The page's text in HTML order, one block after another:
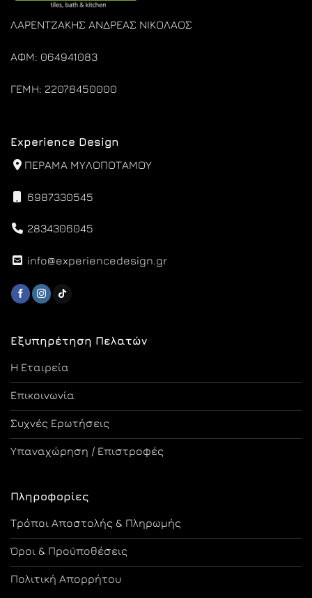
ΛΑΡΕΝΤΖΑΚΗΣ ΑΝΔΡΕΑΣ ΝΙΚΟΛΑΟΣ
ΑΦΜ: 064941083
ΓΕΜΗ: 22078450000
Εξυπηρέτηση Πελατών
Η Εταιρεία
Επικοινωνία
Συχνές Ερωτήσεις
Υπαναχώρηση / Επιστροφές
Πληροφορίες
Τρόποι Αποστολής & Πληρωμής
Όροι & Προϋποθέσεις
Πολιτική Απορρήτου
Experience Design
ΠΕΡΑΜΑ ΜΥΛΟΠΟΤΑΜΟΥ
6987330545
2834306045
info@experiencedesign.gr